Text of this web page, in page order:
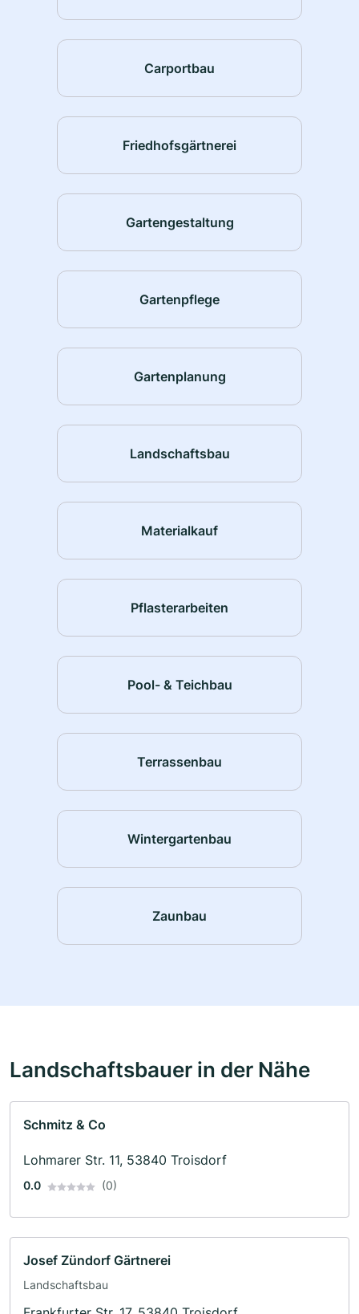
Carportbau
Friedhofsgärtnerei
Gartengestaltung
Gartenpflege
Gartenplanung
Landschaftsbau
Materialkauf
Pflasterarbeiten
Pool- & Teichbau
Terrassenbau
Wintergartenbau
Zaunbau
Landschaftsbauer in der Nähe
Schmitz & Co
Lohmarer Str. 11, 53840 Troisdorf
0.0 (0)
Josef Zündorf Gärtnerei
Landschaftsbau